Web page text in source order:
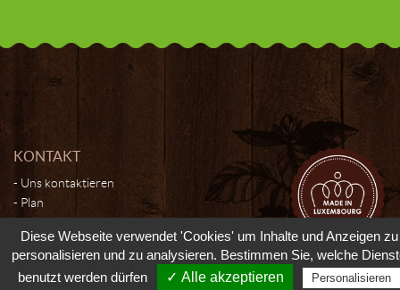
KONTAKT
Uns kontaktieren
Plan
© 2026 - Moutarderie de Luxembourg - Tous droits réservés -Cookies
Manager-
Diese Webseite verwendet 'Cookies' um Inhalte und Anzeigen zu
personalisieren und zu analysieren. Bestimmen Sie, welche
benutzt werden dürfen
✓ Alle akzeptieren Personalisieren